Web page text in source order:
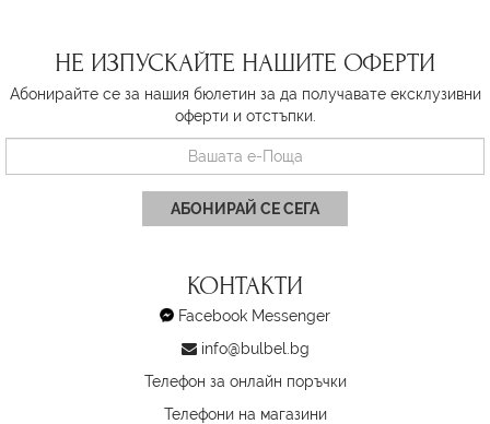
НЕ ИЗПУСКАЙТЕ НАШИТЕ ОФЕРТИ
Абонирайте се за нашия бюлетин за да получавате ексклузивни
оферти и отстъпки.
АБОНИРАЙ СЕ СЕГА
КОНТАКТИ
Facebook Messenger
info@bulbel.bg
Телефон за онлайн поръчки
Телефони на магазини